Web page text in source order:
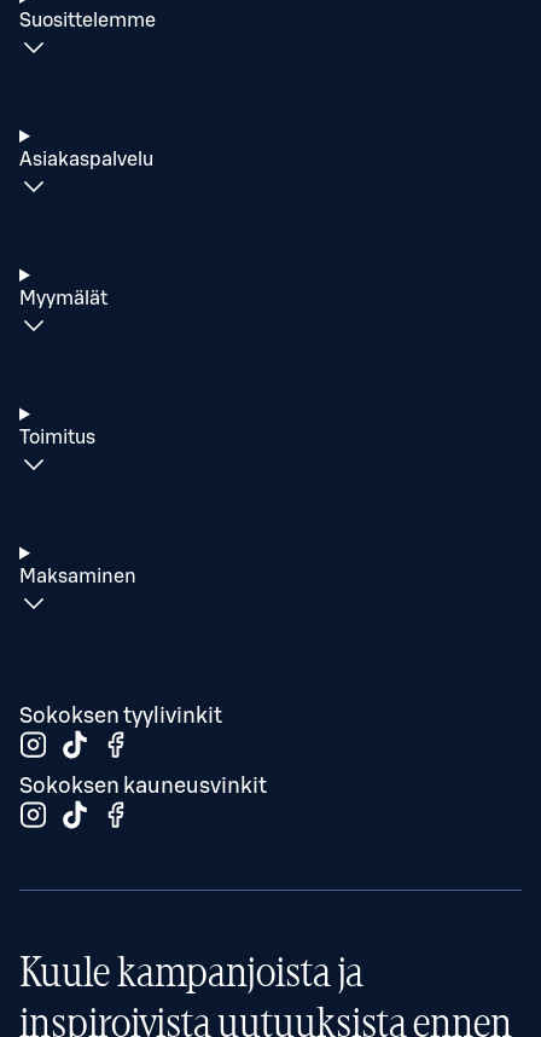
Suosittelemme
Asiakaspalvelu
Myymälät
Toimitus
Maksaminen
Sokoksen tyylivinkit
Sokoksen kauneusvinkit
Kuule kampanjoista ja
inspiroivista uutuuksista ennen